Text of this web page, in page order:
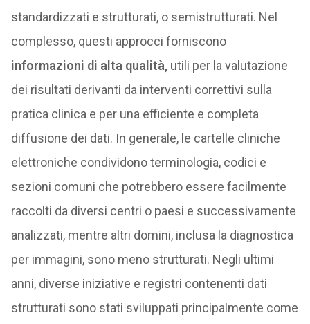
standardizzati e strutturati, o semistrutturati. Nel
complesso, questi approcci forniscono
informazioni di alta qualità,utili per la valutazione
dei risultati derivanti da interventi correttivi sulla
pratica clinica e per una efficiente e completa
diffusione dei dati. In generale, le cartelle cliniche
elettroniche condividono terminologia, codici e
sezioni comuni che potrebbero essere facilmente
raccolti da diversi centri o paesi e successivamente
analizzati, mentre altri domini, inclusa la diagnostica
per immagini, sono meno strutturati. Negli ultimi
anni, diverse iniziative e registri contenenti dati
strutturati sono stati sviluppati principalmente come